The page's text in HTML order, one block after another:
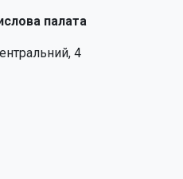
палата
4